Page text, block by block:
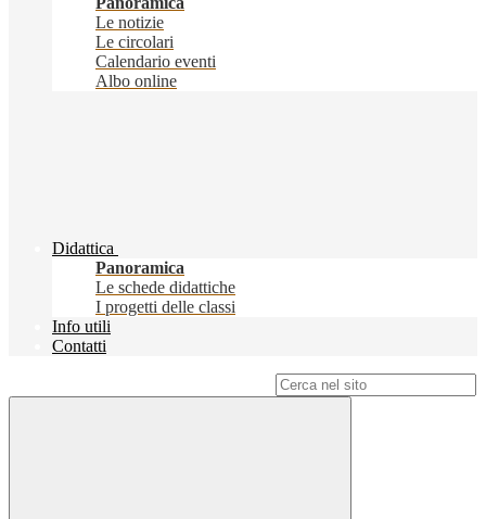
Le notizie
Le circolari
Calendario eventi
Albo online
Didattica
Panoramica
Le schede didattiche
I progetti delle classi
Info utili
Contatti